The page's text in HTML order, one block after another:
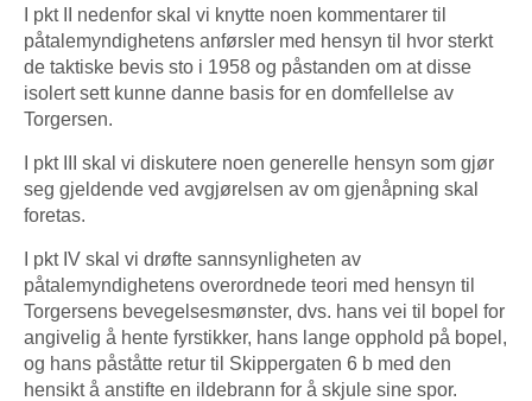
I pkt II nedenfor skal vi knytte noen kommentarer til
påtalemyndighetens anførsler med hensyn til hvor sterkt
de taktiske bevis sto i 1958 og påstanden om at disse
isolert sett kunne danne basis for en domfellelse av
Torgersen.
I pkt III skal vi diskutere noen generelle hensyn som gjør
seg gjeldende ved avgjørelsen av om gjenåpning skal
foretas.
I pkt IV skal vi drøfte sannsynligheten av
påtalemyndighetens overordnede teori med hensyn til
Torgersens bevegelsesmønster, dvs. hans vei til bopel for
angivelig å hente fyrstikker, hans lange opphold på bopel,
og hans påståtte retur til Skippergaten 6 b med den
hensikt å anstifte en ildebrann for å skjule sine spor.